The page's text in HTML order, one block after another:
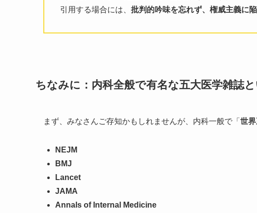
引用する場合には、 批判的吟味を忘れず、権威主義に
ちなみに：内科全般で有名な五大医学雑誌
まず、みなさんご存知かもしれませんが、内科一般で「 世
NEJM
BMJ
Lancet
JAMA
Annals of Internal Medicine